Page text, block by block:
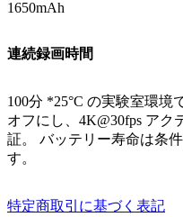
1650mAh
連続録画時間
100分 *25°C の実験室環
オフにし、4K@30fps アク
証。 バッテリー寿命は条
す。
特定商取引に基づく表記